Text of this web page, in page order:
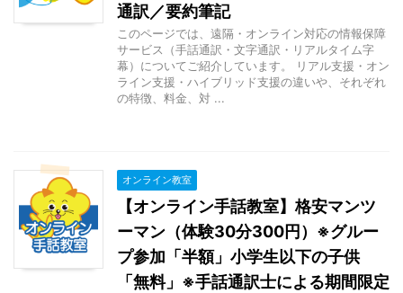
通訳／要約筆記
このページでは、遠隔・オンライン対応の情報保障
サービス（手話通訳・文字通訳・リアルタイム字
幕）についてご紹介しています。 リアル支援・オン
ライン支援・ハイブリッド支援の違いや、それぞれ
の特徴、料金、対 ...
オンライン教室
【オンライン手話教室】格安マンツ
ーマン（体験30分300円）※グルー
プ参加「半額」小学生以下の子供
「無料」※手話通訳士による期間限定